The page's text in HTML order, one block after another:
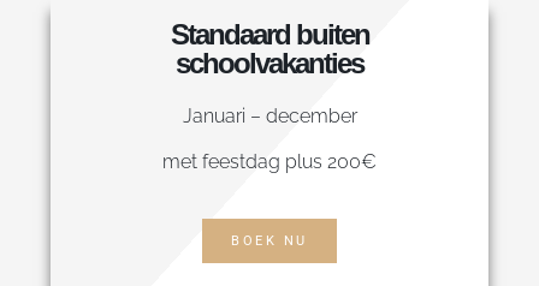
Standaard buiten
schoolvakanties
Januari – december
met feestdag plus 200€
BOEK NU